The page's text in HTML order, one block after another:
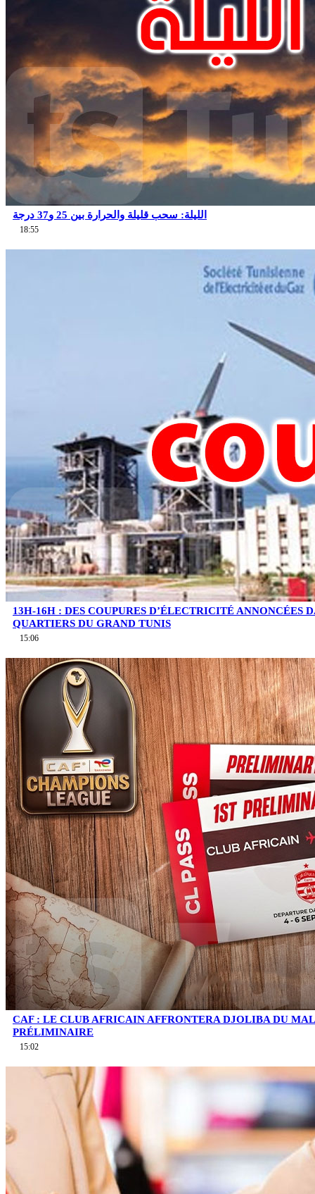
الليلة: سحب قليلة والحرارة بين 25 و37 درجة
18:55
13H-16H : DES COUPURES D’ÉLECTRICITÉ ANNONCÉES
QUARTIERS DU GRAND TUNIS
15:06
CAF : LE CLUB AFRICAIN AFFRONTERA DJOLIBA DU
PRÉLIMINAIRE
15:02